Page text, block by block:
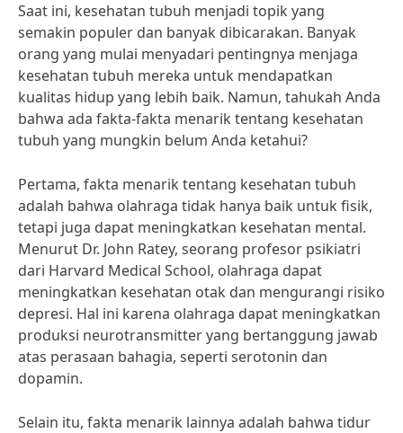
Saat ini, kesehatan tubuh menjadi topik yang
semakin populer dan banyak dibicarakan. Banyak
orang yang mulai menyadari pentingnya menjaga
kesehatan tubuh mereka untuk mendapatkan
kualitas hidup yang lebih baik. Namun, tahukah Anda
bahwa ada fakta-fakta menarik tentang kesehatan
tubuh yang mungkin belum Anda ketahui?
Pertama, fakta menarik tentang kesehatan tubuh
adalah bahwa olahraga tidak hanya baik untuk fisik,
tetapi juga dapat meningkatkan kesehatan mental.
Menurut Dr. John Ratey, seorang profesor psikiatri
dari Harvard Medical School, olahraga dapat
meningkatkan kesehatan otak dan mengurangi risiko
depresi. Hal ini karena olahraga dapat meningkatkan
produksi neurotransmitter yang bertanggung jawab
atas perasaan bahagia, seperti serotonin dan
dopamin.
Selain itu, fakta menarik lainnya adalah bahwa tidur